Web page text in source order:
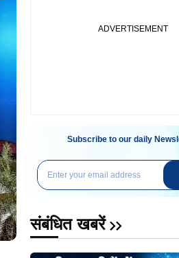
Subscribe to our daily
संबंधित खबरें